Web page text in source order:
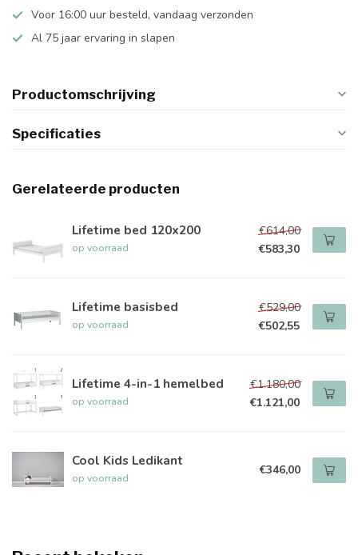
Voor 16:00 uur besteld, vandaag verzonden
Al 75 jaar ervaring in slapen
Productomschrijving
Specificaties
Gerelateerde producten
Lifetime bed 120x200
op voorraad
€614,00
€583,30
Lifetime basisbed
op voorraad
€529,00
€502,55
Lifetime 4-in-1 hemelbed
op voorraad
€1.180,00
€1.121,00
Cool Kids Ledikant
op voorraad €346,00